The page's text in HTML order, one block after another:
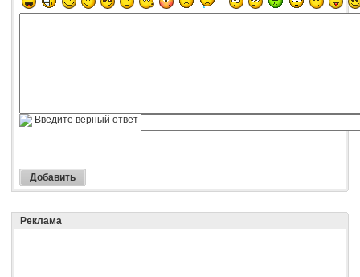
Введите верный ответ
Реклама